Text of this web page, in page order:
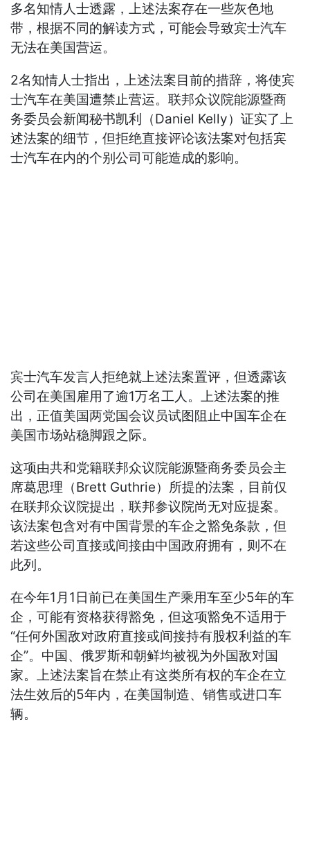
多名知情人士透露，上述法案存在一些灰色地
带，根据不同的解读方式，可能会导致宾士汽车
无法在美国营运。
2名知情人士指出，上述法案目前的措辞，将使宾
士汽车在美国遭禁止营运。联邦众议院能源暨商
务委员会新闻秘书凯利（Daniel Kelly）证实了上
述法案的细节，但拒绝直接评论该法案对包括宾
士汽车在内的个别公司可能造成的影响。
宾士汽车发言人拒绝就上述法案置评，但透露该
公司在美国雇用了逾1万名工人。上述法案的推
出，正值美国两党国会议员试图阻止中国车企在
美国市场站稳脚跟之际。
这项由共和党籍联邦众议院能源暨商务委员会主
席葛思理（Brett Guthrie）所提的法案，目前仅
在联邦众议院提出，联邦参议院尚无对应提案。
该法案包含对有中国背景的车企之豁免条款，但
若这些公司直接或间接由中国政府拥有，则不在
此列。
在今年1月1日前已在美国生产乘用车至少5年的车
企，可能有资格获得豁免，但这项豁免不适用于
“任何外国敌对政府直接或间接持有股权利益的车
企”。中国、俄罗斯和朝鲜均被视为外国敌对国
家。上述法案旨在禁止有这类所有权的车企在立
法生效后的5年内，在美国制造、销售或进口车
辆。